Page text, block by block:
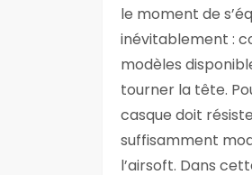
le moment de
inévitablement :
modèles
tourner la tête.
casque doit
suffisamment
l’airsoft. Dans